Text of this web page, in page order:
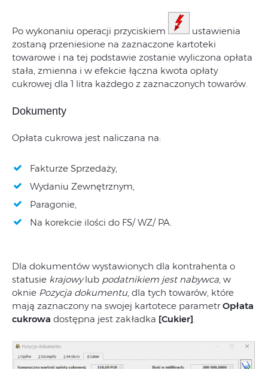
Po wykonaniu operacji przyciskiem
ustawienia
zostaną przeniesione na zaznaczone kartoteki
towarowe i na tej podstawie zostanie wyliczona opłata
stała, zmienna i w efekcie łączna kwota opłaty
cukrowej dla 1 litra każdego z zaznaczonych towarów.
Dokumenty
Opłata cukrowa jest naliczana na:
Fakturze Sprzedaży,
Wydaniu Zewnętrznym,
Paragonie,
Na korekcie ilości do FS/ WZ/ PA.
Dla dokumentów wystawionych dla kontrahenta o
statusie krajowylub podatnikiem jest nabywca, w
oknie Pozycja dokumentu, dla tych towarów, które
mają zaznaczony na swojej kartotece parametrOpłata
cukrowa dostępna jest zakładka [Cukier].